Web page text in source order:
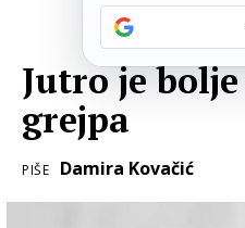
Jutro je
grejpa
PIŠE Damira Kovačić